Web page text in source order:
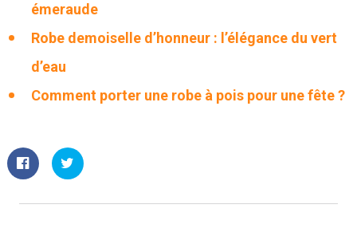
émeraude
Robe demoiselle d’honneur : l’élégance du vert
d’eau
Comment porter une robe à pois pour une fête ?